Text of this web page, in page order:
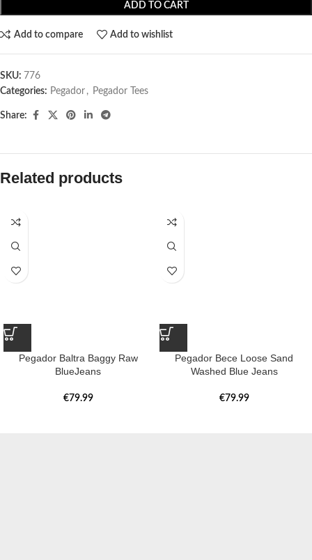
ADD TO CART
Add to compare Add to wishlist
SKU: 776
Categories: Pegador​ , Pegador Tees
Share:
Related products
Pegador Baltra Baggy Raw
BlueJeans
€79.99
Pegador Bece Loose Sand
Washed Blue Jeans
€79.99